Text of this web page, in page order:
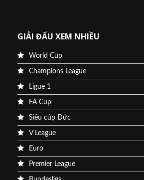
GIẢI ĐẤU XEM NHIỀU
World Cup
Champions League
Ligue 1
FA Cup
Siêu cúp Đức
V League
Euro
Premier League